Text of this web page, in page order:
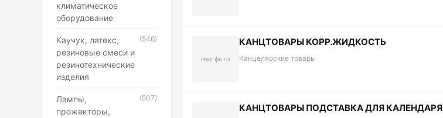
климатическое
оборудование
Каучук, латекс,
резиновые смеси и
резинотехнические
изделия
(546)
Лампы,
прожекторы,
(507)
Нет фото
КАНЦТОВАРЫ КОРР.ЖИДКОСТЬ
Канцелярские товары
КАНЦТОВАРЫ ПОДСТАВКА ДЛЯ КАЛЕНДАРЯ